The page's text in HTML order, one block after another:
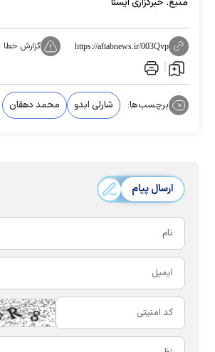
خبرگزاری ایسنا
https://aftabnews.ir/003Qvp گزارش خطا
برچسب‌ها: شارلی ابدو محمد دهقان
ارسال پیام